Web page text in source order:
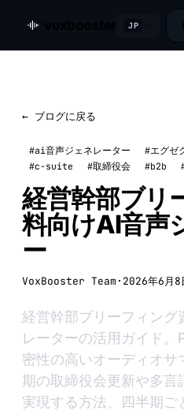
JP
← ブログに戻る
#ai音声ジェネレーター #エグゼ
#c-suite
#取締役会 #b2b
経営幹部ブリ
料向けAI音声
ー
VoxBooster Team · 2026年6月8
経営幹部ブリーフィング
レーターの活用ガイド
密性の高いオーディオサ
期の取締役会更新や多言
実現する方法、四半期ご